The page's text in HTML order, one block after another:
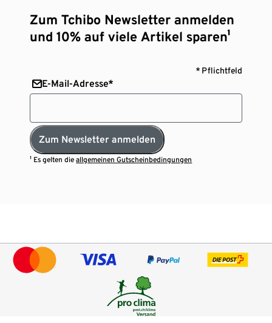
Zum Tchibo Newsletter anmelden
und 10% auf viele Artikel sparen¹
* Pflichtfeld
E-Mail-Adresse*
Zum Newsletter anmelden
¹ Es gelten dieallgemeinen Gutscheinbedingungen